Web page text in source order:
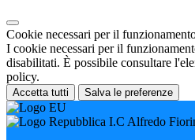
Cookie necessari per il
I cookie necessari per il
disabilitati. È possibile consultare
policy.
Accetta tutti Salva le preferenze
I.C Alfredo